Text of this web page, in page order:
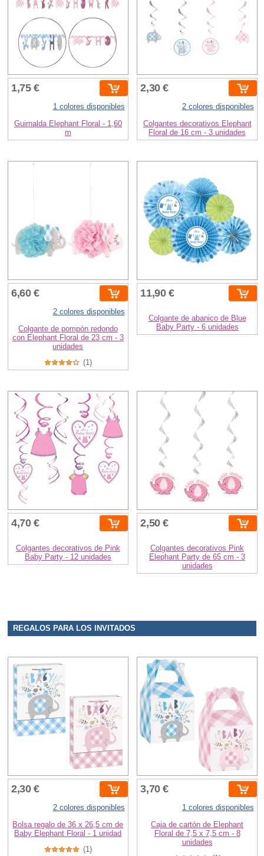
1,75 €
1 colores disponibles
Guirnalda Elephant Floral - 1,60
m
2,30 €
2 colores disponibles
Colgantes decorativos Elephant
Floral de 16 cm - 3 unidades
6,60 €
2 colores disponibles
Colgante de pompón redondo
con Elephant Floral de 23 cm - 3
unidades
(1)
11,90 €
Colgante de abanico de Blue
Baby Party - 6 unidades
4,70 €
Colgantes decorativos de Pink
Baby Party - 12 unidades
2,50 €
Colgantes decorativos Pink
Elephant Party de 65 cm - 3
unidades
REGALOS PARA LOS INVITADOS
2,30 €
2 colores disponibles
Bolsa regalo de 36 x 26,5 cm de
Baby Elephant Floral - 1 unidad
(1)
3,70 €
1 colores disponibles
Caja de cartón de Elephant
Floral de 7,5 x 7,5 cm - 8
unidades